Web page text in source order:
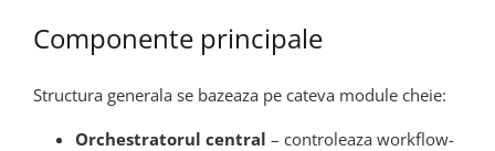
Componente principale
Structura generala se bazeaza pe cateva module cheie:
Orchestratorul central – controleaza workflow-